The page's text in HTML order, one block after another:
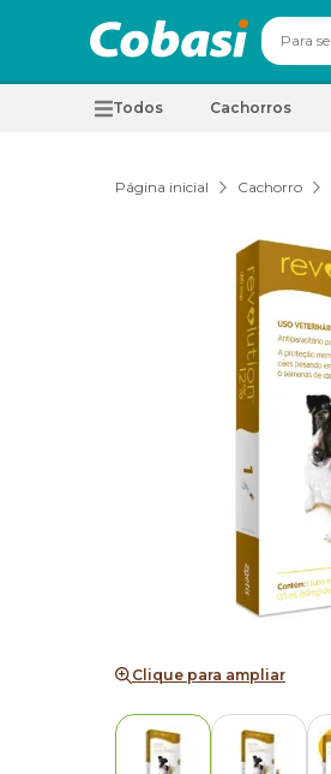
Todos Cachorros
Página inicial Cachorro
Clique para ampliar